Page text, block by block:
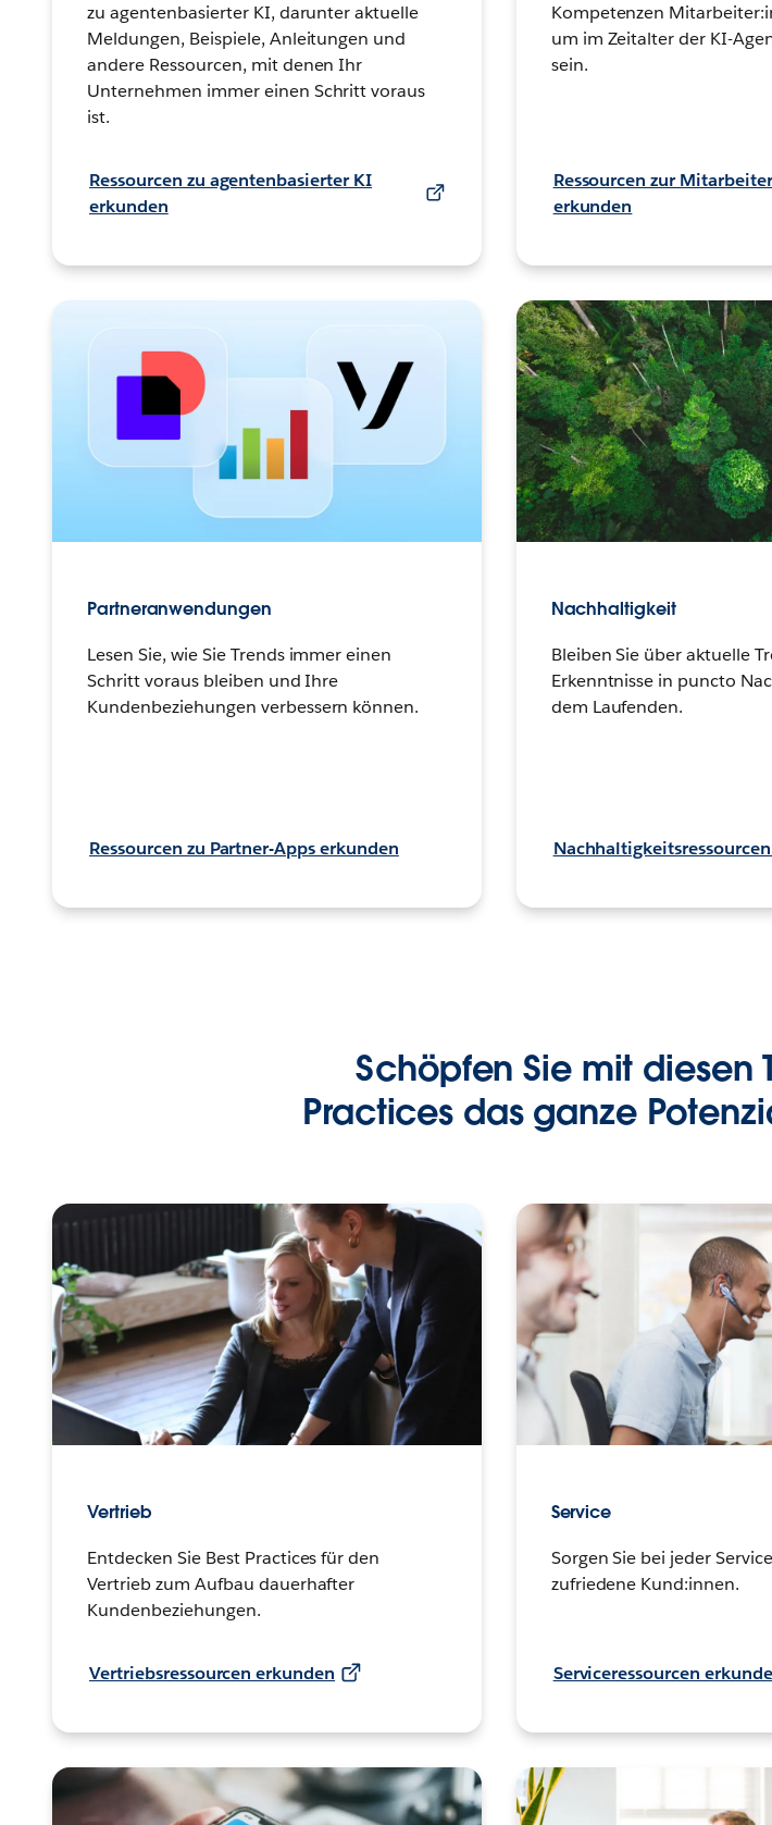
zu agentenbasierter KI, darunter aktuelle
Meldungen, Beispiele, Anleitungen und
andere Ressourcen, mit denen Ihr
Unternehmen immer einen Schritt voraus
ist.
Ressourcen zu agentenbasierter KI
erkunden
Kompetenzen
um im Zeitalter der KI-
sein.
Ressourcen zur
erkunden
Partneranwendungen
Lesen Sie, wie Sie Trends immer einen
Schritt voraus bleiben und Ihre
Kundenbeziehungen verbessern können.
Ressourcen zu Partner-Apps erkunden
Nachhaltigkeit
Bleiben Sie über aktuelle
Erkenntnisse in puncto
dem Laufenden.
Schöpfen Sie mit diesen
Practices das ganze
Vertrieb
Entdecken Sie Best Practices für den
Vertrieb zum Aufbau dauerhafter
Kundenbeziehungen.
Vertriebsressourcen erkunden
Service
Sorgen Sie bei jeder
zufriedene Kund:innen.
Serviceressourcen